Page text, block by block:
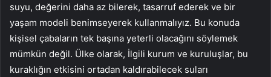
suyu, değerini daha az bilerek, tasarruf ederek ve bir
yaşam modeli benimseyerek kullanmalıyız. Bu konuda
kişisel çabaların tek başına yeterli olacağını söylemek
mümkün değil. Ülke olarak, İlgili kurum ve kuruluşlar, bu
kuraklığın etkisini ortadan kaldırabilecek suları